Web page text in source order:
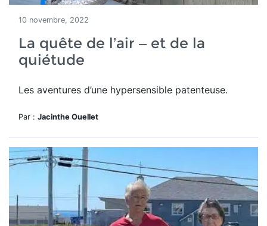
10 novembre, 2022
La quête de l’air – et de la
quiétude
Les aventures d’une hypersensible patenteuse.
Par : Jacinthe Ouellet